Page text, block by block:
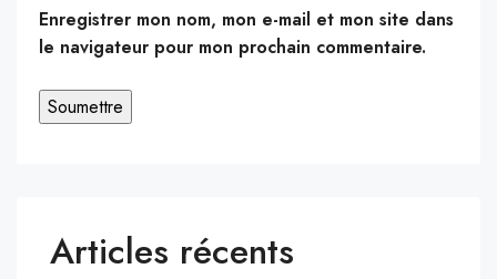
Enregistrer mon nom, mon e-mail et mon site dans
le navigateur pour mon prochain commentaire.
Articles récents